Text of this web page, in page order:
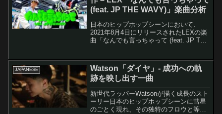
(feat. JP THE WAVY)」楽曲分析
日本のヒップホップシーンにおいて、
2021年8月4日にリリースされたLEXの楽
曲「なんでも言っちゃって (feat. JP THE
づけられている。この楽曲は、新世...
JAPANESE
Watson「ダイヤ」- 成功への軌
跡を映し出す一曲
新世代ラッパーWatsonが描く成長のスト
ーリー日本のヒップホップシーンに彗星
のごとく現れ、その独特のフロウと等身